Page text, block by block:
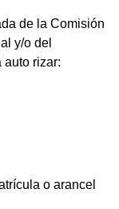
de la Comisión
y/o del
auto rizar:
o arancel